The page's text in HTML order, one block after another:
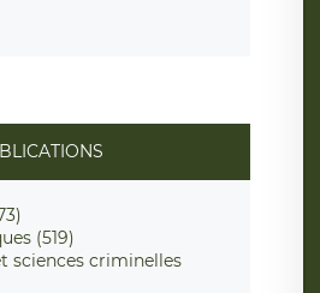
(519)
sciences criminelles